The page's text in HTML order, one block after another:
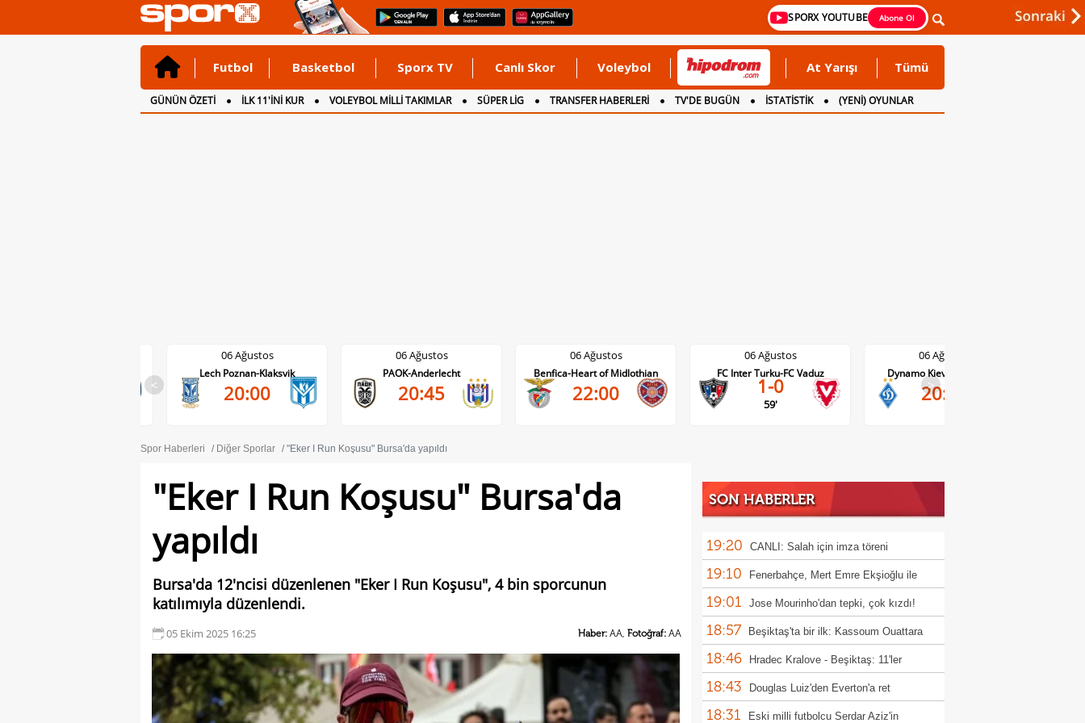
SPORX YOUTUBE Abone Ol
Futbol Basketbol Sporx TV Canlı Skor Voleybol At Yarışı Tümü
GÜNÜN ÖZETİ İLK 11'İNİ KUR VOLEYBOL MİLLİ TAKIMLAR SÜPER LİG TRANSFER HABERLERİ TV'DE BUGÜN İSTATİSTİK
(YENİ) OYUNLAR
CANLI ANLATIM
İNGİLTERE
<
06 Ağustos
PAOK-Anderlecht
20:45
06 Ağustos
Benfica-Heart of Midlothian
22:00
06 Ağustos
FC Inter Turku-FC Vaduz
1-0
59'
06 Ağustos
Dynamo Kiev-Qarabag FK
20:00
06 Ağustos
FC Twente-Dunajska Streda
21:00
>
Spor Haberleri Diğer Sporlar "Eker I Run Koşusu" Bursa'da yapıldı
"Eker I Run Koşusu" Bursa'da
yapıldı
Bursa'da 12'ncisi düzenlenen "Eker I Run Koşusu", 4 bin sporcunun
katılımıyla düzenlendi.
05 Ekim 2025 16:25 Haber: AA, Fotoğraf: AA
SON HABERLER
19:20 CANLI: Salah için imza töreni
19:10 Fenerbahçe, Mert Emre Ekşioğlu ile
yollarını ayırdı!
19:01 Jose Mourinho'dan tepki, çok kızdı!
18:57 Beşiktaş'ta bir ilk: Kassoum Ouattara
18:46 Hradec Kralove - Beşiktaş: 11'ler
18:43 Douglas Luiz'den Everton'a ret
18:31 Eski milli futbolcu Serdar Aziz'in